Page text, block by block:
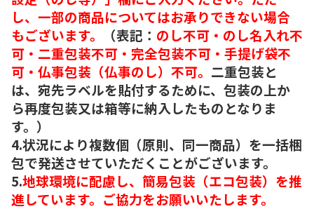
し、一部の商品についてはお承りできない場合
もございます。
（表記： のし不可・のし名入れ不
可・二重包装不可・完全包装不可・手提げ袋不
可・仏事包装（仏事のし）不可。 二重包装と
は、宛先ラベルを貼付するために、包装の上か
ら再度包装又は箱等に納入したものとなりま
す。）
4.状況により複数個（原則、同一商品）を一括梱
包で発送させていただくことがございます。
5.地球環境に配慮し、簡易包装（エコ包装）を推
進しています。ご協力をお願いいたします。